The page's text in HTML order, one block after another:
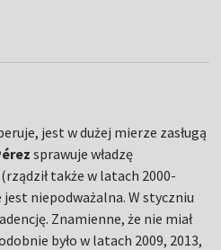
jest w dużej mierze zasługą
sprawuje władzę
także w latach 2000-
niepodważalna. W styczniu
Znamienne, że nie miał
było w latach 2009, 2013,